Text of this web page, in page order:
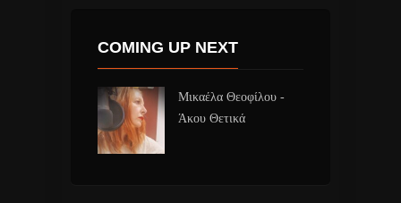
COMING UP NEXT
Μικαέλα Θεοφίλου -
Άκου Θετικά